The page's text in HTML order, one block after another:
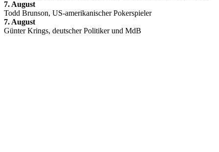
7. August
Todd Brunson, US-amerikanischer Pokerspieler
7. August
Günter Krings, deutscher Politiker und MdB